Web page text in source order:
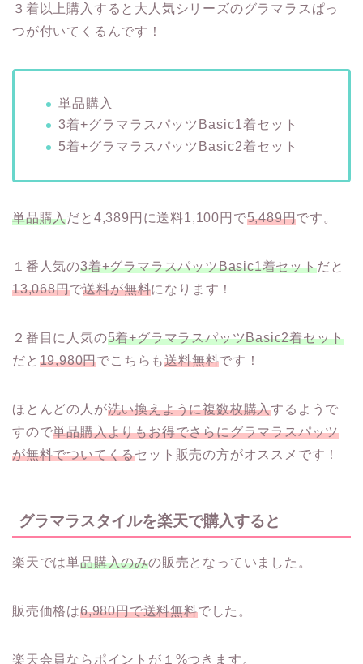
３着以上購入すると大人気シリーズのグラマラスぱっ
つが付いてくるんです！
単品購入
3着+グラマラスパッツBasic1着セット
5着+グラマラスパッツBasic2着セット
単品購入だと4,389円に送料1,100円で5,489円です。
１番人気の3着+グラマラスパッツBasic1着セットだと
13,068円で送料が無料になります！
２番目に人気の5着+グラマラスパッツBasic2着セット
だと 19,980円でこちらも送料無料です！
ほとんどの人が洗い換えように複数枚購入するようで
すので単品購入よりもお得でさらにグラマラスパッツ
が無料でついてくるセット販売の方がオススメです！
グラマラスタイルを楽天で購入すると
楽天では単品購入のみの販売となっていました。
販売価格は6,980円で送料無料でした。
楽天会員ならポイントが１%つきます。